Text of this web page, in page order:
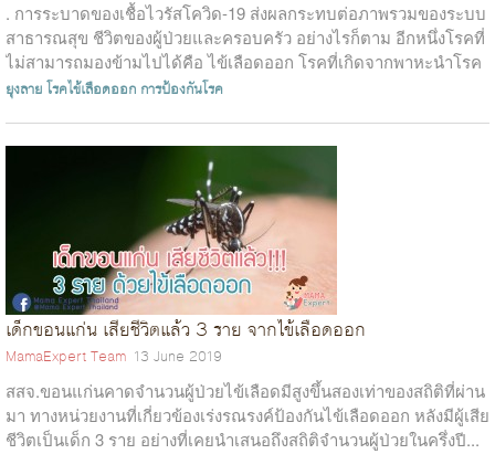
. การระบาดของเชื้อไวรัสโควิด-19 ส่งผลกระทบต่อภาพรวมของระบบ
สาธารณสุข ชีวิตของผู้ป่วยและครอบครัว อย่างไรก็ตาม อีกหนึ่งโรคที่
ไม่สามารถมองข้ามไปได้คือ ไข้เลือดออก โรคที่เกิดจากพาหะนำโรค
อย่างยุงลาย ที่ม...
ยุงลายโรคไข้เลือดออก การป้องกันโรค
เด็กขอนแก่น เสียชีวิตแล้ว 3 ราย จากไข้เลือดออก
MamaExpert Team 13 June 2019
สสจ.ขอนแก่นคาดจำนวนผู้ป่วยไข้เลือดมีสูงขึ้นสองเท่าของสถิติที่ผ่าน
มา ทางหน่วยงานที่เกี่ยวข้องเร่งรณรงค์ป้องกันไข้เลือดออก หลังมีผู้เสีย
ชีวิตเป็นเด็ก 3 ราย อย่างที่เคยนำเสนอถึงสถิติจำนวนผู้ป่วยในครึ่งปี...